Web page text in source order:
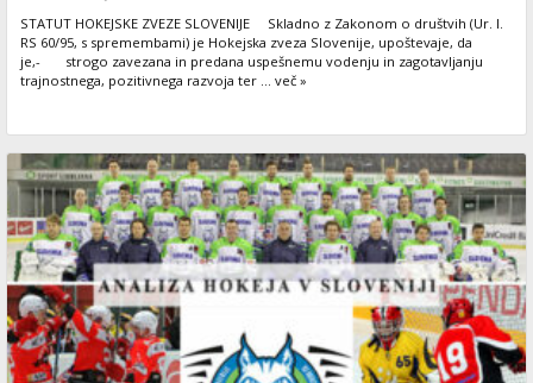
STATUT HOKEJSKE ZVEZE SLOVENIJE Skladno z Zakonom o društvih (Ur. l.
RS 60/95, s spremembami) je Hokejska zveza Slovenije, upoštevaje, da
je,- strogo zavezana in predana uspešnemu vodenju in zagotavljanju
trajnostnega, pozitivnega razvoja ter ... več »